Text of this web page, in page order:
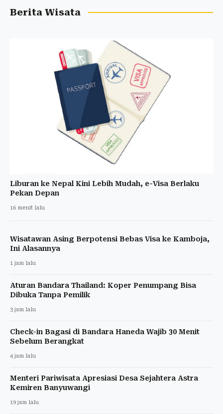
Berita Wisata
Liburan ke Nepal Kini Lebih Mudah, e-Visa Berlaku
Pekan Depan
16 menit lalu
Wisatawan Asing Berpotensi Bebas Visa ke Kamboja,
Ini Alasannya
1 jam lalu
Aturan Bandara Thailand: Koper Penumpang Bisa
Dibuka Tanpa Pemilik
3 jam lalu
Check-in Bagasi di Bandara Haneda Wajib 30 Menit
Sebelum Berangkat
4 jam lalu
Menteri Pariwisata Apresiasi Desa Sejahtera Astra
Kemiren Banyuwangi
19 jam lalu